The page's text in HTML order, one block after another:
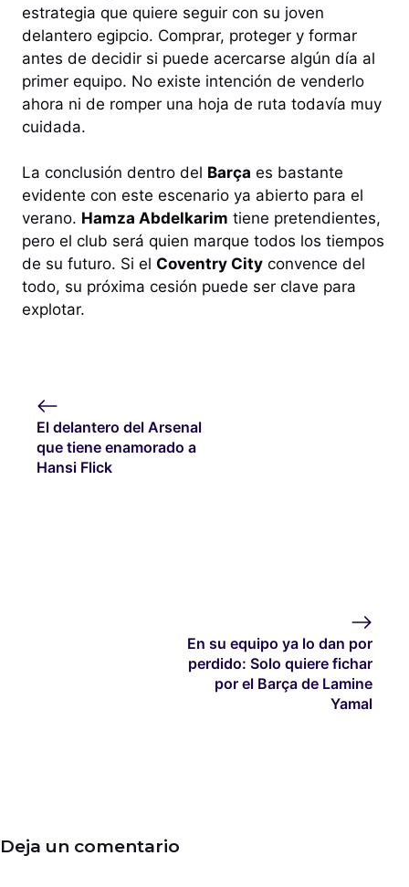
estrategia que quiere seguir con su joven
delantero egipcio. Comprar, proteger y formar
antes de decidir si puede acercarse algún día al
primer equipo. No existe intención de venderlo
ahora ni de romper una hoja de ruta todavía muy
cuidada.
La conclusión dentro del Barça es bastante
evidente con este escenario ya abierto para el
verano. Hamza Abdelkarim tiene pretendientes,
pero el club será quien marque todos los tiempos
de su futuro. Si el Coventry City convence del
todo, su próxima cesión puede ser clave para
explotar.
El delantero del Arsenal
que tiene enamorado a
Hansi Flick
En su equipo ya lo dan por
perdido: Solo quiere fichar
por el Barça de Lamine
Yamal
Deja un comentario